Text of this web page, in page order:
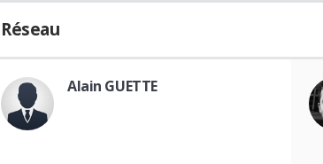
Réseau
Alain GUETTE